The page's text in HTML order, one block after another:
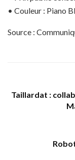
• Couleur : Piano
Source :
Taillardat :